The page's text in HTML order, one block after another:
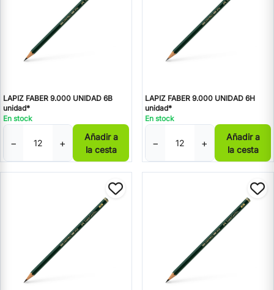
LAPIZ FABER 9.000 UNIDAD 6B
unidad*
En stock
− +
Añadir a
la cesta
LAPIZ FABER 9.000 UNIDAD 6H
unidad*
En stock
− +
Añadir a
la cesta